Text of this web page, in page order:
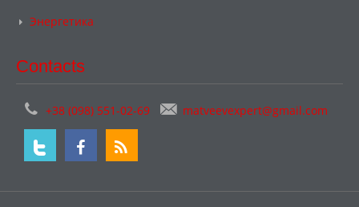
Энергетика
Contacts
+38 (098) 551-02-69 matveevexpert@gmail.com